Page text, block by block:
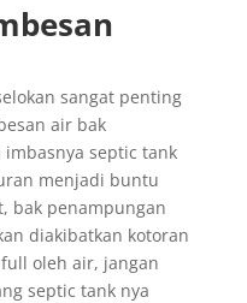
sangat penting
air bak
septic tank
menjadi buntu
bak penampungan
diakibatkan kotoran
oleh air, jangan
septic tank nya